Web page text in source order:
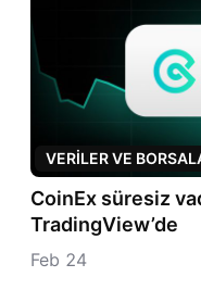
VERILER VE
CoinEx süresiz
TradingView’de
Feb 24